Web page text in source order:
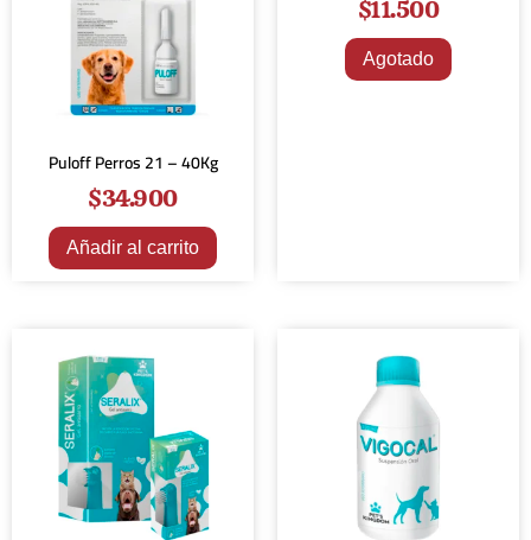
Puloff Perros 21 – 40Kg
$34.900
Añadir al carrito
$11.500
Agotado